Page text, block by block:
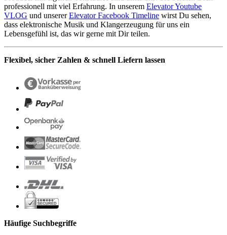
professionell mit viel Erfahrung. In unserem Elevator Youtube
VLOG und unsererElevator Facebook Timeline wirst Du sehen,
dass elektronische Musik und Klangerzeugung für uns ein
Lebensgefühl ist, das wir gerne mit Dir teilen.
Flexibel, sicher Zahlen & schnell Liefern lassen
Häufige Suchbegriffe